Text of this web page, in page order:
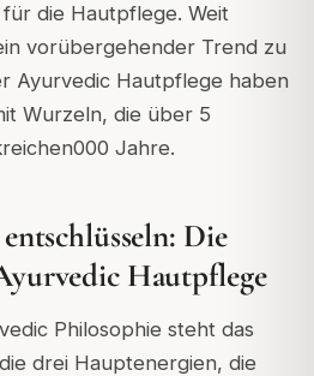
die Hautpflege. Weit
vorübergehender Trend zu
Ayurvedic Hautpflege haben
Wurzeln, die über 5
000 Jahre.
Die
Hautpflege
Philosophie steht das
die drei Hauptenergien, die